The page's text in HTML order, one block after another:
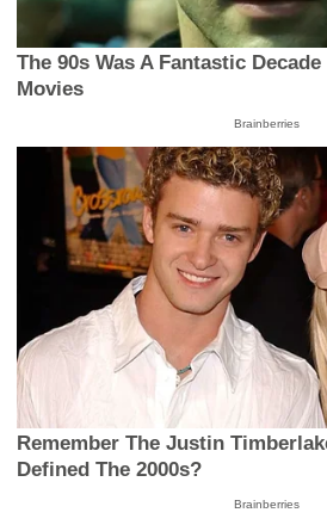
The 90s Was A Fantastic
Movies
Brainberries
Remember The Justin
Defined The 2000s?
Brainberries